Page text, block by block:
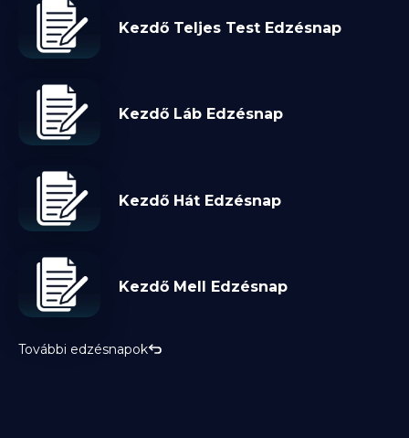
Kezdő Teljes Test Edzésnap
Kezdő Láb Edzésnap
Kezdő Hát Edzésnap
Kezdő Mell Edzésnap
További edzésnapok